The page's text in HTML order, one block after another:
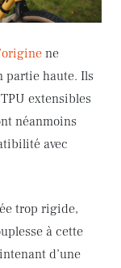
ne
partie haute. Ils
extensibles
néanmoins
avec
trop rigide,
à cette
d’une